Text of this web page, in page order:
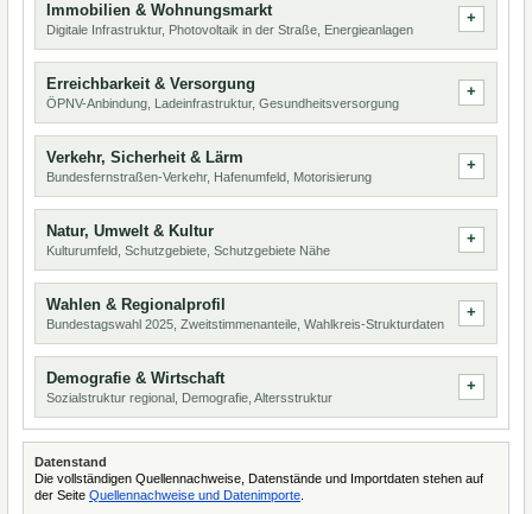
Immobilien & Wohnungsmarkt
Digitale Infrastruktur, Photovoltaik in der Straße, Energieanlagen
Erreichbarkeit & Versorgung
ÖPNV-Anbindung, Ladeinfrastruktur, Gesundheitsversorgung
Verkehr, Sicherheit & Lärm
Bundesfernstraßen-Verkehr, Hafenumfeld, Motorisierung
Natur, Umwelt & Kultur
Kulturumfeld, Schutzgebiete, Schutzgebiete Nähe
Wahlen & Regionalprofil
Bundestagswahl 2025, Zweitstimmenanteile, Wahlkreis-Strukturdaten
Demografie & Wirtschaft
Sozialstruktur regional, Demografie, Altersstruktur
Datenstand
Die vollständigen Quellennachweise, Datenstände und Importdaten stehen auf
der Seite Quellennachweise und Datenimporte